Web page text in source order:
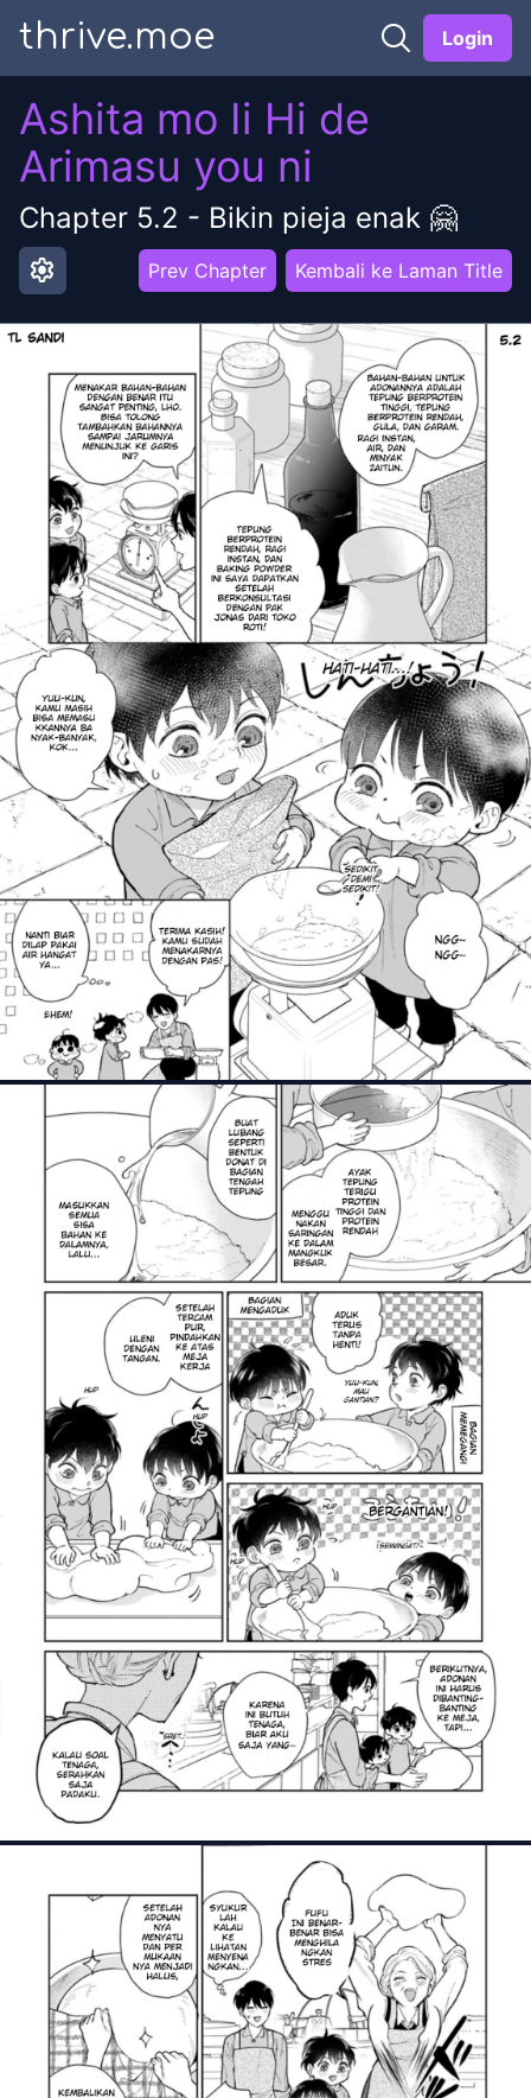
thrive.moe Login
Ashita mo Ii Hi de
Arimasu you ni
Chapter 5.2 - Bikin pieja enak 🤗
settings Prev Chapter Kembali ke Laman Title